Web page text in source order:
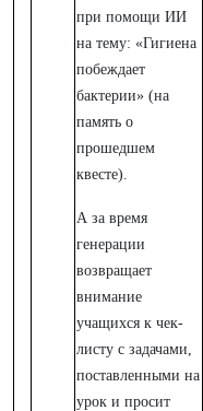
при помощи ИИ
на тему: «Гигиена
побеждает
бактерии» (на
память о
прошедшем
квесте).
А за время
генерации
возвращает
внимание
учащихся к чек-
листу с задачами,
поставленными на
урок и просит